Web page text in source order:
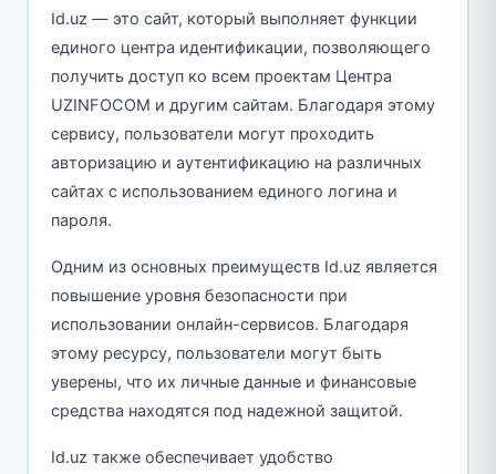
Id.uz — это сайт, который выполняет функции
единого центра идентификации, позволяющего
получить доступ ко всем проектам Центра
UZINFOCOM и другим сайтам. Благодаря этому
сервису, пользователи могут проходить
авторизацию и аутентификацию на различных
сайтах с использованием единого логина и
пароля.
Одним из основных преимуществ Id.uz является
повышение уровня безопасности при
использовании онлайн-сервисов. Благодаря
этому ресурсу, пользователи могут быть
уверены, что их личные данные и финансовые
средства находятся под надежной защитой.
Id.uz также обеспечивает удобство